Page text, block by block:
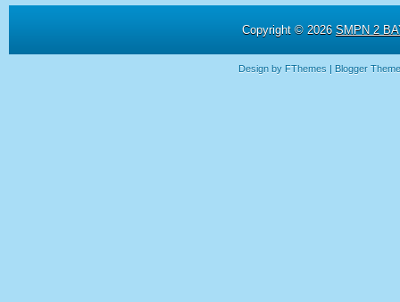
Copyright © 2026 SMPN 2
Design by FThemes | Blogger